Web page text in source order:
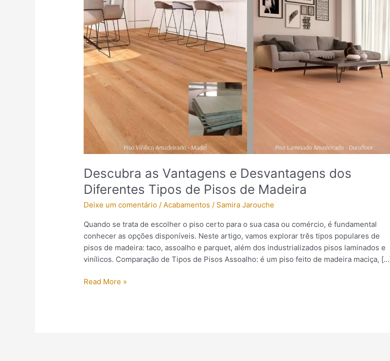
Descubra as Vantagens e Desvantagens dos
Diferentes Tipos de Pisos de Madeira
Deixe um comentário /Acabamentos / Samira Jarouche
Quando se trata de escolher o piso certo para o sua casa ou comércio, é fundamental
conhecer as opções disponíveis. Neste artigo, vamos explorar três tipos populares de
pisos de madeira: taco, assoalho e parquet, além dos industrializados pisos laminados e
vinílicos. Comparação de Tipos de Pisos Assoalho: é um piso feito de madeira maciça,
as
Vantagens
e
Desvantagens
dos
Diferentes
Tipos
de
Pisos
de
Madeira
Read More »